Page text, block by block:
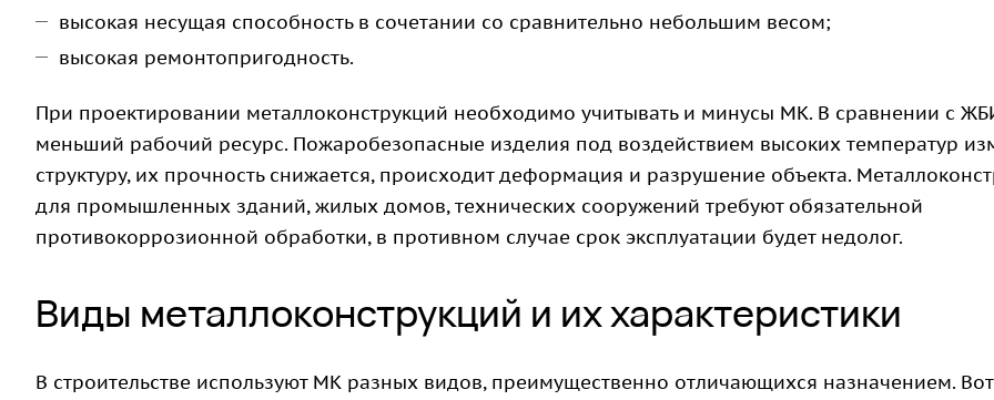
высокая несущая способность в сочетании со сравнительно небольшим весом;
высокая ремонтопригодность.
При проектировании металлоконструкций необходимо учитывать и минусы МК. В сравнении с
меньший рабочий ресурс. Пожаробезопасные изделия под воздействием высоких температур
структуру, их прочность снижается, происходит деформация и разрушение объекта.
для промышленных зданий, жилых домов, технических сооружений требуют обязательной
противокоррозионной обработки, в противном случае срок эксплуатации будет недолог.
Виды металлоконструкций и их характеристики
В строительстве используют МК разных видов, преимущественно отличающихся назначением. Вот